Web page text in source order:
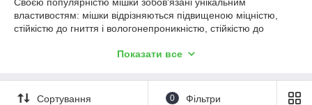
властивостям: мішки відрізняються підвищеною міцністю,
стійкістю до гниття і вологонепроникністю, стійкістю до
різних товарів, для транспортування і зберігання сипких,
продукції, продукції сільського господарства та комбікорми,
знаючи, що вміст мішка буде надійно захищено.
Показати все
Сортування 0 Фільтри